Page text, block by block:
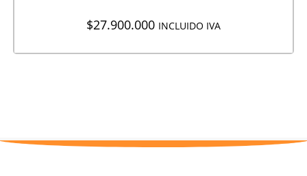
$27.900.000 INCLUIDO IVA